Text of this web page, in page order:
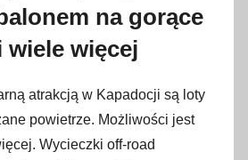
na gorące
wiele więcej
atrakcją w Kapadocji są loty
powietrze. Możliwości jest
Wycieczki off-road